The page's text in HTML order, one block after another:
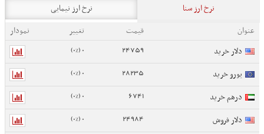
نرخ ارز سنا
نرخ ارز نیمایی
عنوان
قیمت تغییر
نمودار
دلار خرید
24759
0 (0%)
یورو خرید 28235
0 (0%)
درهم خرید 6741
0 (0%)
دلار فروش 24984
0 (0%)